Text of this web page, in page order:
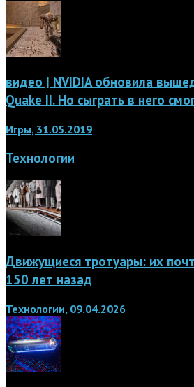
видео | NVIDIA обновила
Quake II. Но сыграть в него
Игры, 31.05.2019
Технологии
Движущиеся тротуары: их
150 лет назад
Технологии, 09.04.2026